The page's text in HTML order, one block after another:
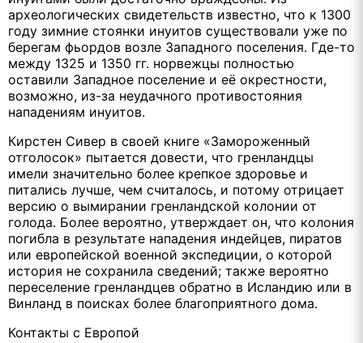
археологических свидетельств известно, что к 1300
году зимние стоянки инуитов существовали уже по
берегам фьордов возле Западного поселения. Где-то
между 1325 и 1350 гг. норвежцы полностью
оставили Западное поселение и её окрестности,
возможно, из-за неудачного противостояния
нападениям инуитов.
Кирстен Сивер в своей книге «Замороженный
отголосок» пытается довести, что гренландцы
имели значительно более крепкое здоровье и
питались лучше, чем считалось, и потому отрицает
версию о вымирании гренландской колонии от
голода. Более вероятно, утверждает он, что колония
погибла в результате нападения индейцев, пиратов
или европейской военной экспедиции, о которой
история не сохранила сведений; также вероятно
переселение гренландцев обратно в Исландию или в
Винланд в поисках более благоприятного дома.
Контакты с Европой